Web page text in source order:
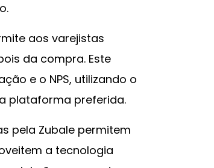
aos varejistas
da compra. Este
e o NPS, utilizando o
plataforma preferida.
pela Zubale permitem
a tecnologia